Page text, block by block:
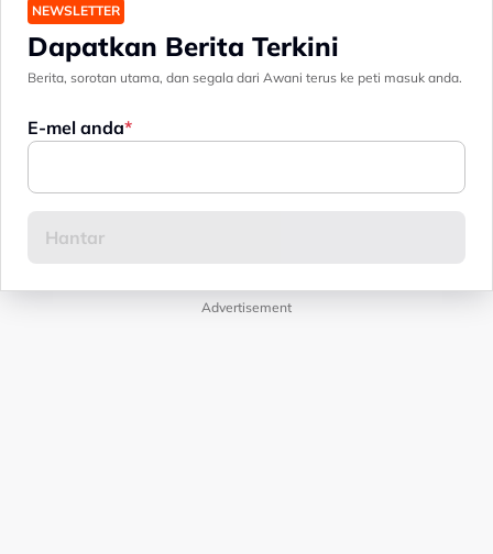
NEWSLETTER
Dapatkan Berita Terkini
Berita, sorotan utama, dan segala dari Awani terus ke peti masuk anda.
E-mel anda
Advertisement